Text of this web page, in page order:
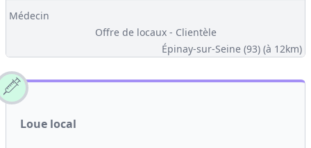
Médecin
Offre de locaux - Clientèle
Épinay-sur-Seine (93) (à 12km)
Loue local